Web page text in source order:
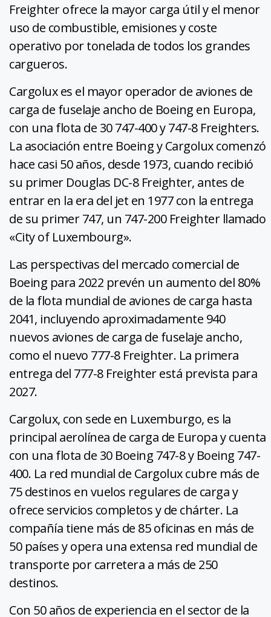
Freighter ofrece la mayor carga útil y el menor
uso de combustible, emisiones y coste
operativo por tonelada de todos los grandes
cargueros.
Cargolux es el mayor operador de aviones de
carga de fuselaje ancho de Boeing en Europa,
con una flota de 30 747-400 y 747-8 Freighters.
La asociación entre Boeing y Cargolux comenzó
hace casi 50 años, desde 1973, cuando recibió
su primer Douglas DC-8 Freighter, antes de
entrar en la era del jet en 1977 con la entrega
de su primer 747, un 747-200 Freighter llamado
«City of Luxembourg».
Las perspectivas del mercado comercial de
Boeing para 2022 prevén un aumento del 80%
de la flota mundial de aviones de carga hasta
2041, incluyendo aproximadamente 940
nuevos aviones de carga de fuselaje ancho,
como el nuevo 777-8 Freighter. La primera
entrega del 777-8 Freighter está prevista para
2027.
Cargolux, con sede en Luxemburgo, es la
principal aerolínea de carga de Europa y cuenta
con una flota de 30 Boeing 747-8 y Boeing 747-
400. La red mundial de Cargolux cubre más de
75 destinos en vuelos regulares de carga y
ofrece servicios completos y de chárter. La
compañía tiene más de 85 oficinas en más de
50 países y opera una extensa red mundial de
transporte por carretera a más de 250
destinos.
Con 50 años de experiencia en el sector de la